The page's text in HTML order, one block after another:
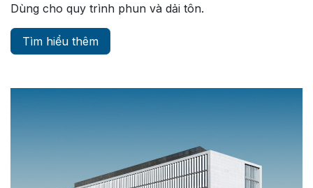
Dùng cho quy trình phun và dải tôn.
Tìm hiểu thêm